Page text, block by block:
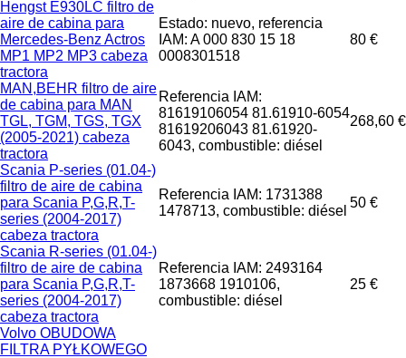
Hengst E930LC filtro de
aire de cabina para
Mercedes-Benz Actros
MP1 MP2 MP3 cabeza
tractora
Estado: nuevo, referencia
IAM: A 000 830 15 18
0008301518
80 €
MAN,BEHR filtro de aire
de cabina para MAN
TGL, TGM, TGS, TGX
(2005-2021) cabeza
tractora
Referencia IAM:
81619106054 81.61910-6054
81619206043 81.61920-
6043, combustible: diésel
268,60 €
Scania P-series (01.04-)
filtro de aire de cabina
para Scania P,G,R,T-
series (2004-2017)
cabeza tractora
Referencia IAM: 1731388
1478713, combustible: diésel
50 €
Scania R-series (01.04-)
filtro de aire de cabina
para Scania P,G,R,T-
series (2004-2017)
cabeza tractora
Referencia IAM: 2493164
1873668 1910106,
combustible: diésel
25 €
Volvo OBUDOWA
FILTRA PYŁKOWEGO